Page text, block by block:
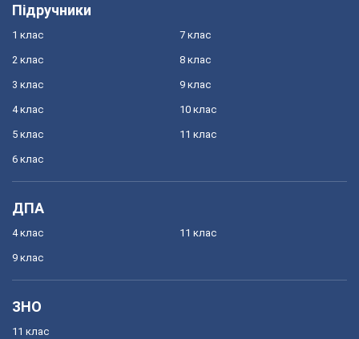
Підручники
1 клас
2 клас
3 клас
4 клас
5 клас
6 клас
7 клас
8 клас
9 клас
10 клас
11 клас
ДПА
4 клас
9 клас
11 клас
ЗНО
11 клас